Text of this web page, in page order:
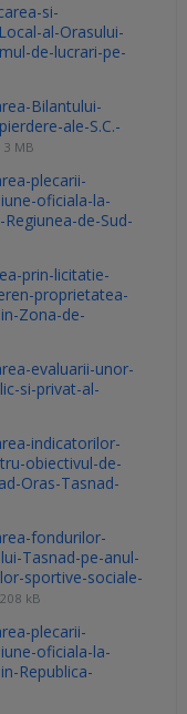
si-
al-Orasului-
de-lucrari-pe-
Bilantului-
ale-S.C.-
3 MB
plecarii-
oficiala-la-
de-Sud-
prin-licitatie-
proprietatea-
Zona-de-
evaluarii-unor-
si-privat-al-
indicatorilor-
obiectivul-de-
Oras-Tasnad-
fondurilor-
Tasnad-pe-anul-
sportive-sociale-
208 kB
plecarii-
oficiala-la-
Republica-